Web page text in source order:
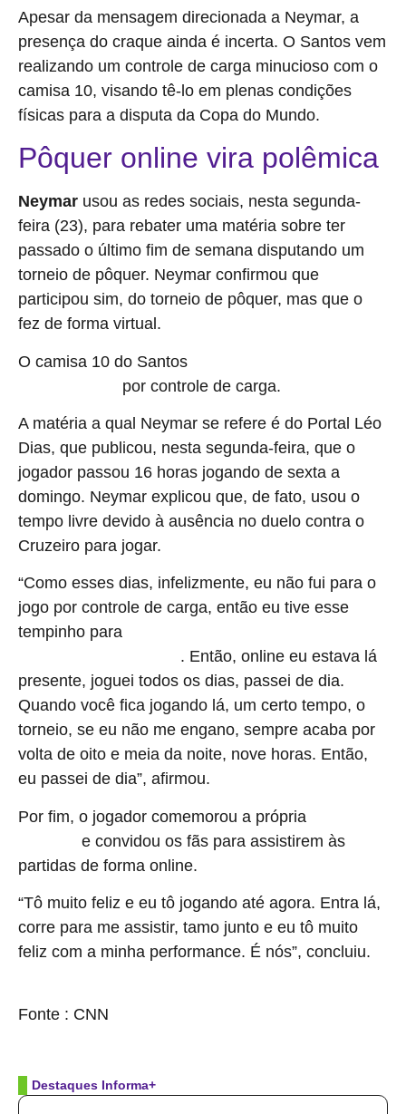
Apesar da mensagem direcionada a Neymar, a
presença do craque ainda é incerta. O Santos vem
realizando um controle de carga minucioso com o
camisa 10, visando tê-lo em plenas condições
físicas para a disputa da Copa do Mundo.
Pôquer online vira polêmica
Neymar usou as redes sociais, nesta segunda-
feira (23), para rebater uma matéria sobre ter
passado o último fim de semana disputando um
torneio de pôquer. Neymar confirmou que
participou sim, do torneio de pôquer, mas que o
fez de forma virtual.
O camisa 10 do Santos
por controle de carga.
A matéria a qual Neymar se refere é do Portal Léo
Dias, que publicou, nesta segunda-feira, que o
jogador passou 16 horas jogando de sexta a
domingo. Neymar explicou que, de fato, usou o
tempo livre devido à ausência no duelo contra o
Cruzeiro para jogar.
“Como esses dias, infelizmente, eu não fui para o
jogo por controle de carga, então eu tive esse
tempinho para
. Então, online eu estava lá
presente, joguei todos os dias, passei de dia.
Quando você fica jogando lá, um certo tempo, o
torneio, se eu não me engano, sempre acaba por
volta de oito e meia da noite, nove horas. Então,
eu passei de dia”, afirmou.
Por fim, o jogador comemorou a própria
e convidou os fãs para assistirem às
partidas de forma online.
“Tô muito feliz e eu tô jogando até agora. Entra lá,
corre para me assistir, tamo junto e eu tô muito
feliz com a minha performance. É nós”, concluiu.
Fonte : CNN
Destaques Informa+